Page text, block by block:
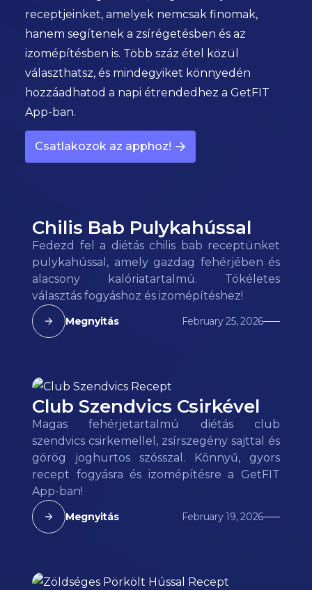
receptjeinket, amelyek nemcsak finomak,
hanem segítenek a zsírégetésben és az
izomépítésben is. Több száz étel közül
választhatsz, és mindegyiket könnyedén
hozzáadhatod a napi étrendedhez a GetFIT
App-ban.
Csatlakozok az apphoz!
Chilis Bab Pulykahússal
Fedezd fel a diétás chilis bab receptünket
pulykahússal, amely gazdag fehérjében és
alacsony kalóriatartalmú. Tökéletes
választás fogyáshoz és izomépítéshez!
Megnyitás February 25, 2026
Club Szendvics Csirkével
Magas fehérjetartalmú diétás club
szendvics csirkemellel, zsírszegény sajttal és
görög joghurtos szósszal. Könnyű, gyors
recept fogyásra és izomépítésre a GetFIT
App-ban!
Megnyitás February 19, 2026